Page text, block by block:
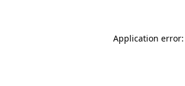
Application